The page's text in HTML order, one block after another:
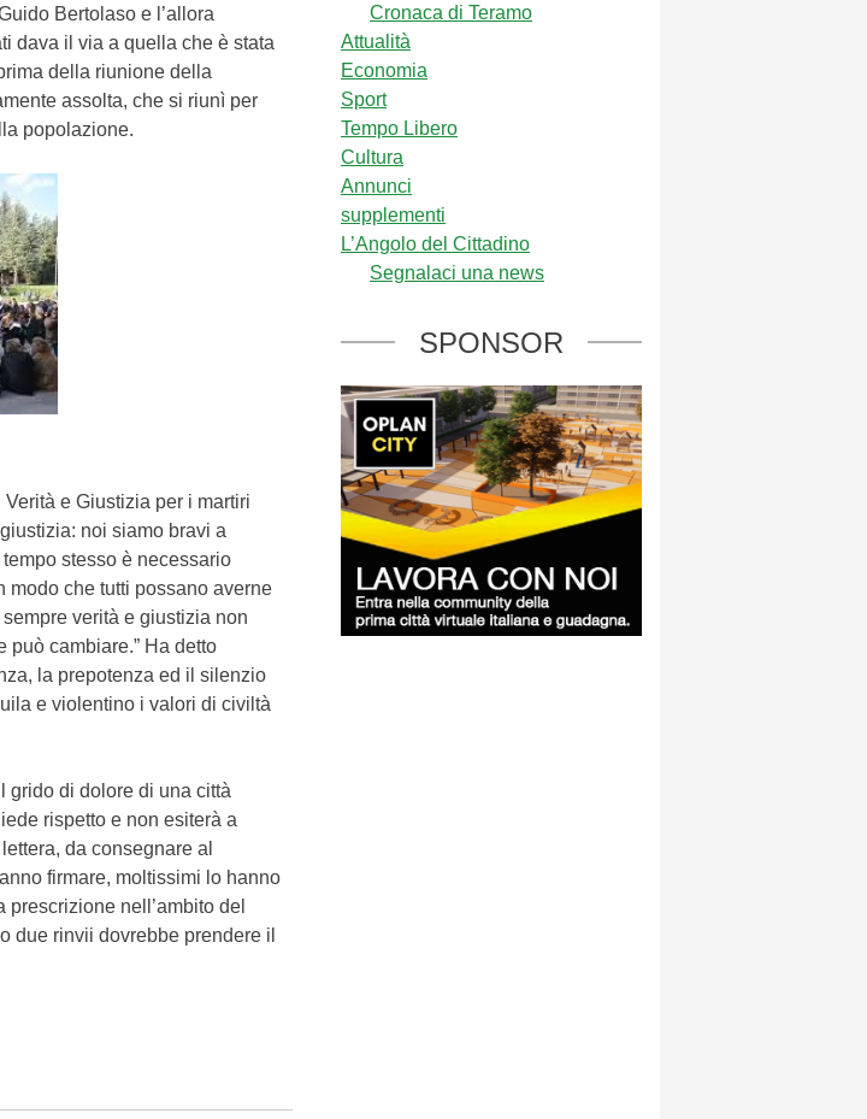
Bertolaso e l’allora
dava il via a quella che è stata
della riunione della
assolta, che si riunì per
popolazione.
e Giustizia per i martiri
noi siamo bravi a
stesso è necessario
modo che tutti possano averne
verità e giustizia non
può cambiare.” Ha detto
la prepotenza ed il silenzio
e violentino i valori di civiltà
grido di dolore di una città
rispetto e non esiterà a
da consegnare al
firmare, moltissimi lo hanno
nell’ambito del
due rinvii dovrebbe prendere il
Cronaca di Teramo
Attualità
Economia
Sport
Tempo Libero
Cultura
Annunci
supplementi
L’Angolo del Cittadino
Segnalaci una news
SPONSOR